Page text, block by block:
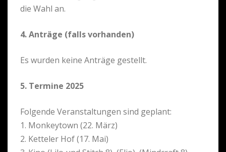
die Wahl an.
4. Anträge (falls vorhanden)
Es wurden keine Anträge gestellt.
5. Termine 2025
Folgende Veranstaltungen sind geplant:
1. Monkeytown (22. März)
2. Ketteler Hof (17. Mai)